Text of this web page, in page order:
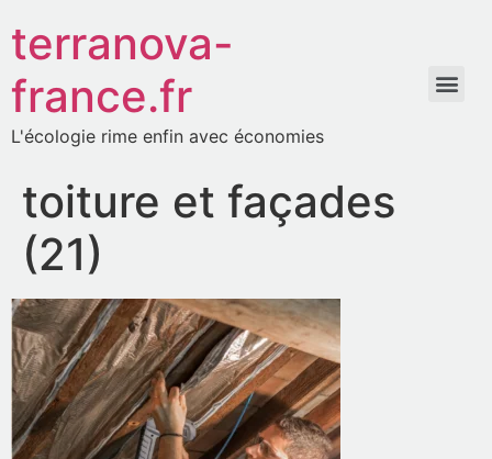
terranova-
france.fr
L'écologie rime enfin avec économies
toiture et façades
(21)